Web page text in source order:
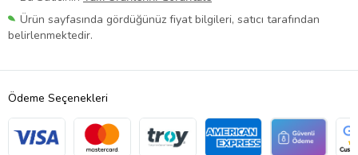
Ürün sayfasında gördüğünüz fiyat bilgileri, satıcı tarafından
belirlenmektedir.
Ödeme Seçenekleri